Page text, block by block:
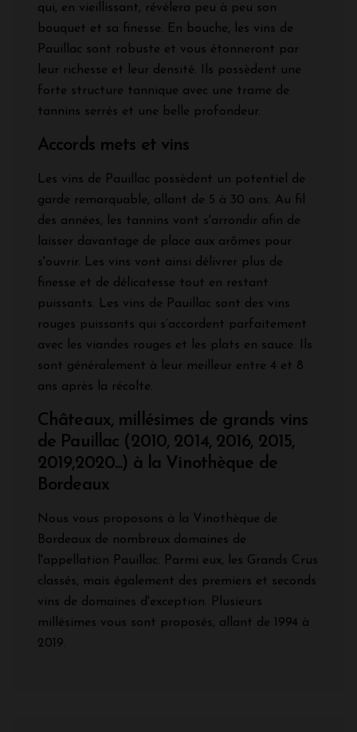
qui, en vieillissant, révélera peu à peu son
bouquet et sa finesse. En bouche, les vins de
Pauillac sont robuste et vous étonneront par
leur richesse et leur densité. Ils possèdent une
forte structure tannique avec une trame de
tannins serrés et une belle profondeur.
Accords mets et vins
Les vins de Pauillac possèdent un potentiel de
garde remarquable, allant de 5 à 30 ans. Au fil
des années, les tannins vont s'arrondir afin de
laisser davantage de place aux arômes pour
s'ouvrir. Les vins vont ainsi délivrer plus de
finesse et de délicatesse tout en restant
puissants. Les vins de Pauillac sont des vins
rouges puissants qui s’accordent parfaitement
avec les viandes rouges et les plats en sauce. Ils
sont généralement à leur meilleur entre 4 et 8
ans après la récolte.
Châteaux, millésimes de grands vins
de Pauillac (2010, 2014, 2016, 2015,
2019,2020...) à la Vinothèque de
Bordeaux
Nous vous proposons à la Vinothèque de
Bordeaux de nombreux domaines de
l'appellation Pauillac. Parmi eux, les Grands Crus
classés, mais également des premiers et seconds
vins de domaines d'exception. Plusieurs
millésimes vous sont proposés, allant de 1994 à
2019.